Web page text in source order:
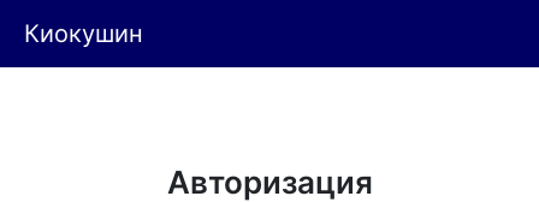
Киокушин
Авторизация